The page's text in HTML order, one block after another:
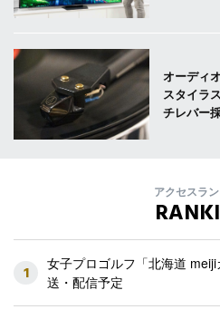
オーディ
スタイラ
チレバー
アクセスラ
1
女子プロゴルフ「北海道
送・配信予定